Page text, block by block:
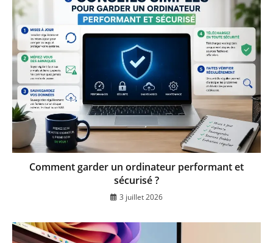
Comment garder un ordinateur performant et
sécurisé ?
3 juillet 2026